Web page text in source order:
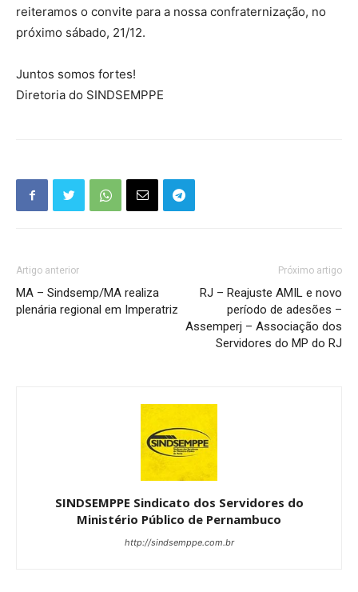
reiteramos o convite para a nossa confraternização, no
próximo sábado, 21/12.
Juntos somos fortes!
Diretoria do SINDSEMPPE
Artigo anterior
MA – Sindsemp/MA realiza
plenária regional em Imperatriz
Próximo artigo
RJ – Reajuste AMIL e novo
período de adesões –
Assemperj – Associação dos
Servidores do MP do RJ
SINDSEMPPE Sindicato dos Servidores do
Ministério Público de Pernambuco
http://sindsemppe.com.br